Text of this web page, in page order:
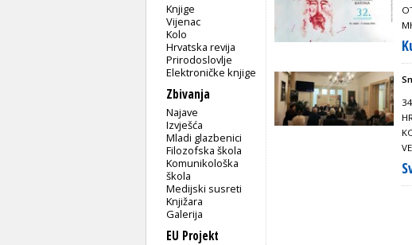
Knjige
Vijenac
Kolo
Hrvatska revija
Prirodoslovlje
Elektroničke knjige
Zbivanja
Najave
Izvješća
Mladi glazbenici
Filozofska škola
Komunikološka
škola
Medijski susreti
Knjižara
Galerija
EU Projekt